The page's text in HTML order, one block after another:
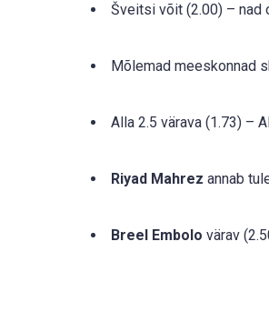
Šveitsi võit (2.00) – nad
Mõlemad meeskonnad
Alla 2.5 värava (1.73) –
Riyad Mahrez annab
Breel Embolo värav